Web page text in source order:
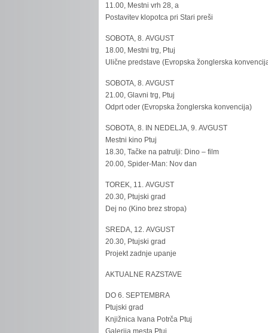
11.00, Mestni vrh 28, a
Postavitev klopotca pri Stari preši
SOBOTA, 8. AVGUST
18.00, Mestni trg, Ptuj
Ulične predstave (Evropska žonglerska
SOBOTA, 8. AVGUST
21.00, Glavni trg, Ptuj
Odprt oder (Evropska žonglerska konvencija)
SOBOTA, 8. IN NEDELJA, 9. AVGUST
Mestni kino Ptuj
18.30, Tačke na patrulji: Dino – film
20.00, Spider-Man: Nov dan
TOREK, 11. AVGUST
20.30, Ptujski grad
Dej no (Kino brez stropa)
SREDA, 12. AVGUST
20.30, Ptujski grad
Projekt zadnje upanje
AKTUALNE RAZSTAVE
DO 6. SEPTEMBRA
Ptujski grad
Knjižnica Ivana Potrča Ptuj
Galerija mesta Ptuj